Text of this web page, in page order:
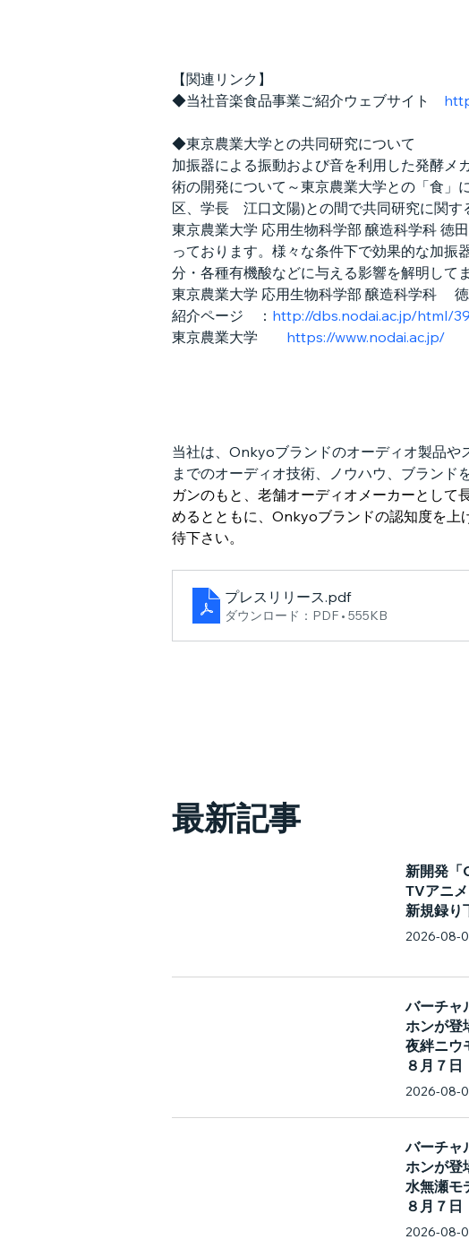
【関連リンク】
◆当社音楽食品事業ご紹介ウェブサイト
◆東京農業大学との共同研究について
加振器による振動および音を利用した発酵
術の開発について～東京農業大学との「食」
区、学長　江口文陽)との間で共同研究に関
東京農業大学 応用生物科学部 醸造科学科 徳
っております。様々な条件下で効果的な加
分・各種有機酸などに与える影響を解明して
東京農業大学 応用生物科学部 醸造科学科　
紹介ページ　： http://dbs.nodai.ac.jp/html/
東京農業大学 https://www.nodai.ac.jp/
当社は、Onkyoブランドのオーディオ製品や
までのオーディオ技術、ノウハウ、ブランド
ガンのもと、老舗オーディオメーカーとして
めるとともに、Onkyoブランドの認知度を上
待下さい。
プレスリリース.pdf
ダウンロード：PDF • 555KB
新開発「
TVアニ
新規録り
2026-08-
バーチャ
ホンが登
夜絆ニウ
８月７
2026-08-
バーチャ
ホンが登
水無瀬モ
８月７
2026-08-
最新記事